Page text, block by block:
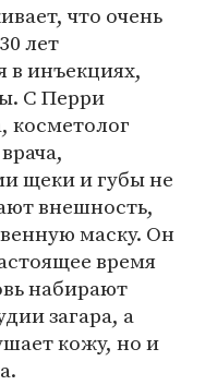
что очень
лет
в инъекциях,
С Перри
косметолог
щеки и губы не
внешность,
маску. Он
время
набирают
загара, а
кожу, но и